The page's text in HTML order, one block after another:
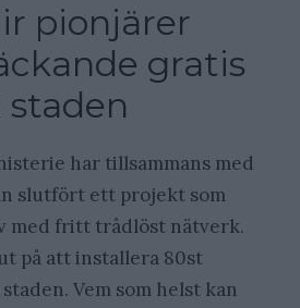
pionjärer
gratis
staden
har tillsammans med
slutfört ett projekt som
med fritt trådlöst nätverk.
på att installera 80st
Vem som helst kan